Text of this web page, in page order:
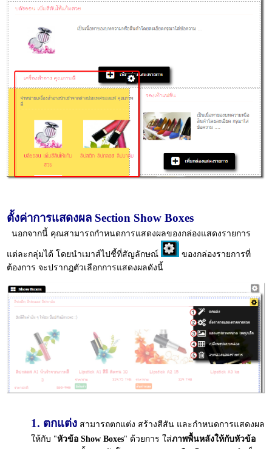
ตั้งค่าการแสดงผล Section Show Boxes
นอกจากนี้ คุณสามารถกำหนดการแสดงผลของกล่องแสดงรายการ
แต่ละกลุ่มได้ โดยนำเมาส์ไปชี้ที่สัญลักษณ์
ของกล่องรายการที่
ต้องการ จะปรากฎตัวเลือกการแสดงผลดังนี้
1. ตกแต่ง สามารถตกแต่ง สร้างสีสัน และกำหนดการแสดงผล
ให้กับ "หัวข้อ Show Boxes" ด้วยการ ใส่ภาพพื้นหลังให้กับหัวข้อ